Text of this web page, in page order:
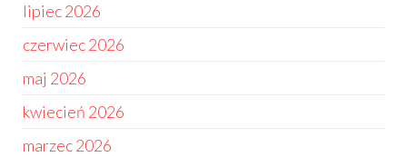
lipiec 2026
czerwiec 2026
maj 2026
kwiecień 2026
marzec 2026